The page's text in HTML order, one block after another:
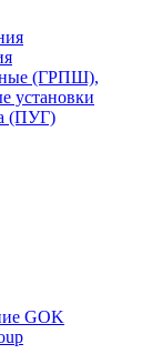
(ГРПШ),
установки
(ПУГ)
GOK